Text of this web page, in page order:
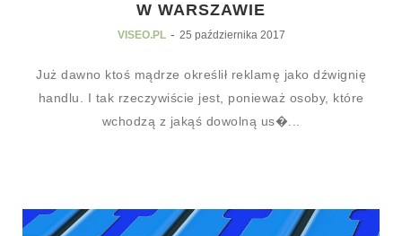
W WARSZAWIE
VISEO.PL - 25 października 2017
Już dawno ktoś mądrze określił reklamę jako dźwignię
handlu. I tak rzeczywiście jest, ponieważ osoby, które
wchodzą z jakąś dowolną us�...